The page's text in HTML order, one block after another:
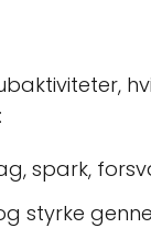
spark,
styrke